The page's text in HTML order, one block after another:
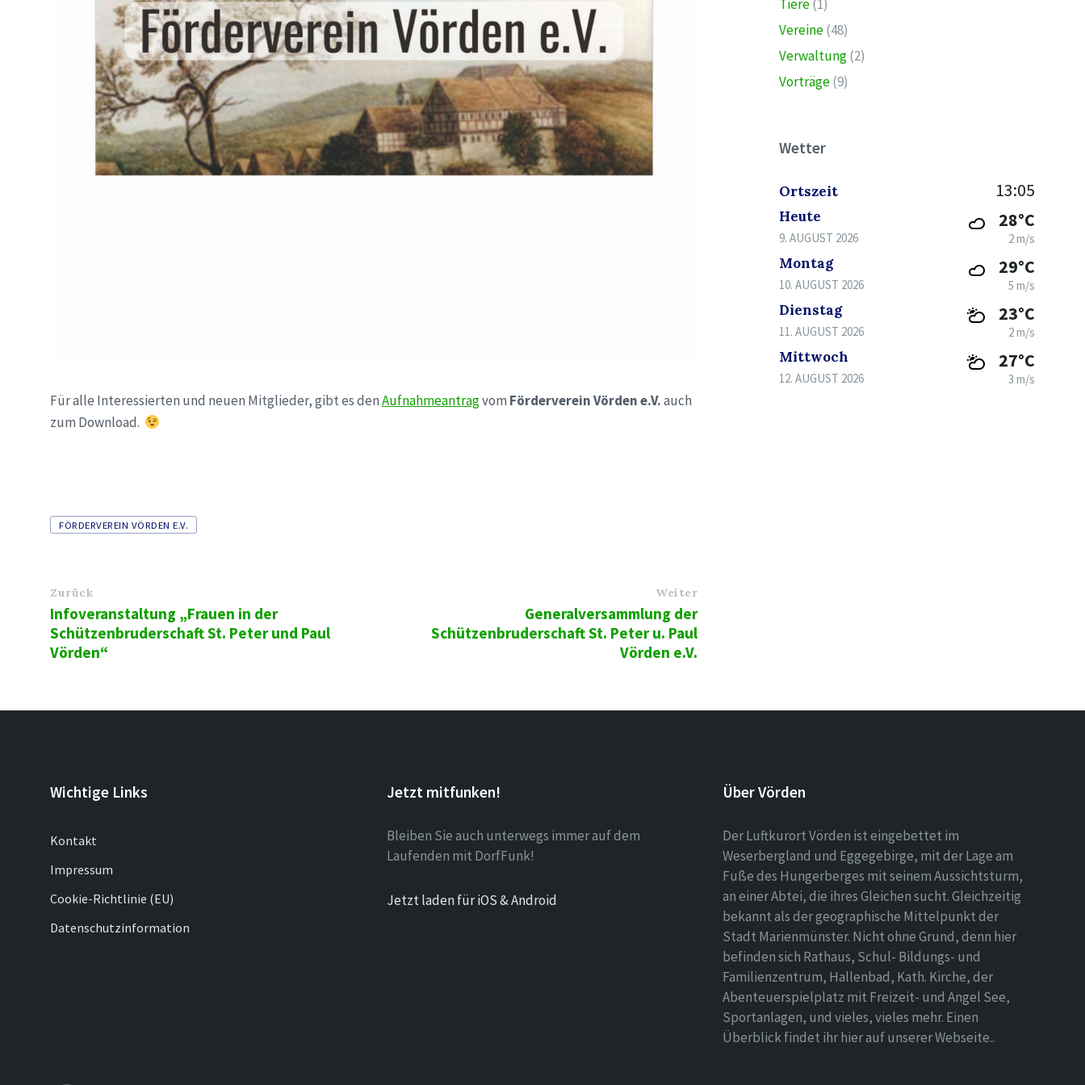
Für alle Interessierten und neuen Mitglieder, gibt es denAufnahmeantragvom Förderverein Vörden e.V.auch
zum Download.
Tags
FÖRDERVEREIN VÖRDEN E.V.
Zurück
Infoveranstaltung „Frauen in der
Schützenbruderschaft St. Peter und Paul
Vörden“
Weiter
Generalversammlung der
Schützenbruderschaft St. Peter u. Paul
Vörden e.V.
Tiere(1)
Vereine(48)
Verwaltung(2)
Vorträge(9)
Wetter
Ortszeit 13:05
Heute
9. AUGUST 2026
28°C
2 m/s
Montag
10. AUGUST 2026
29°C
5 m/s
Dienstag
11. AUGUST 2026
23°C
2 m/s
Mittwoch
12. AUGUST 2026
27°C
3 m/s
Wichtige Links
Kontakt
Impressum
Cookie-Richtlinie (EU)
Datenschutzinformation
Jetzt mitfunken!
Bleiben Sie auch unterwegs immer auf dem
Laufenden mit DorfFunk!
Jetzt laden für iOS & Android
Über Vörden
Der Luftkurort Vörden ist eingebettet im
Weserbergland und Eggegebirge, mit der Lage am
Fuße des Hungerberges mit seinem Aussichtsturm,
an einer Abtei, die ihres Gleichen sucht. Gleichzeitig
bekannt als der geographische Mittelpunkt der
Stadt Marienmünster. Nicht ohne Grund, denn hier
befinden sich Rathaus, Schul- Bildungs- und
Familienzentrum, Hallenbad, Kath. Kirche, der
Abenteuerspielplatz mit Freizeit- und Angel See,
Sportanlagen, und vieles, vieles mehr. Einen
Überblick findet ihr hier auf unserer Webseite..